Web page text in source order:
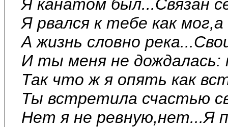
Я канатом был...Связан
Я рвался к тебе как
А жизнь словно
И ты меня не дождалась:
Так что ж я опять как
Ты встретила счастью
Нет я не ревную,нет...Я